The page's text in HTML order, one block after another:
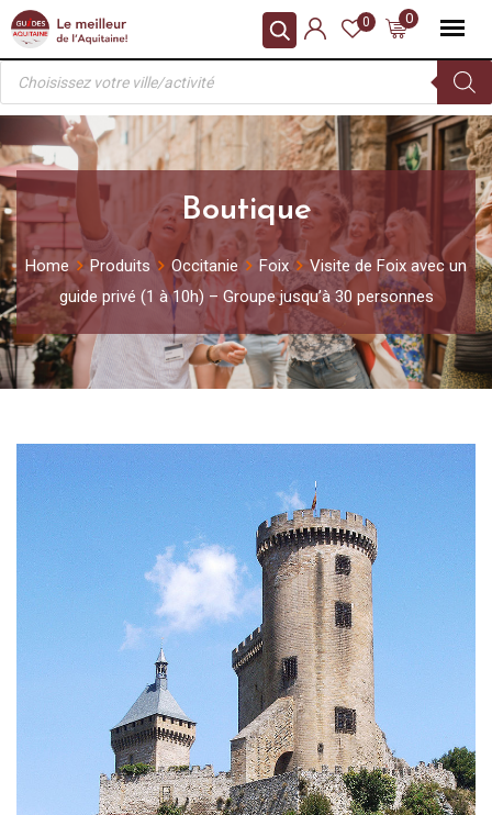
Skip
content
0
0
Recherche
produits
Boutique
Home Produits Occitanie Foix
Visite de Foix avec un
guide privé (1 à 10h) – Groupe jusqu’à 30 personnes